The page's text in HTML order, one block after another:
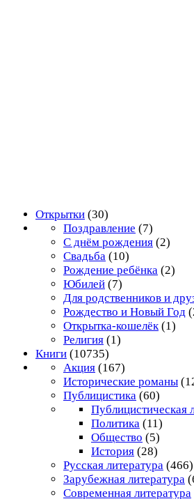
Открытки (30)
Поздравление (7)
С днём рождения (2)
Свадьба (10)
Рождение ребёнка (2)
Юбилей (7)
Для родственников и
Рождество и Новый Год
Открытка-кошелёк (1)
Религия (1)
Книги (10735)
Акция (167)
Исторические романы
Публицистика (60)
Публицистическая
Политика (11)
Общество (5)
История (28)
Русская литература (466)
Зарубежная литература
Современная литература